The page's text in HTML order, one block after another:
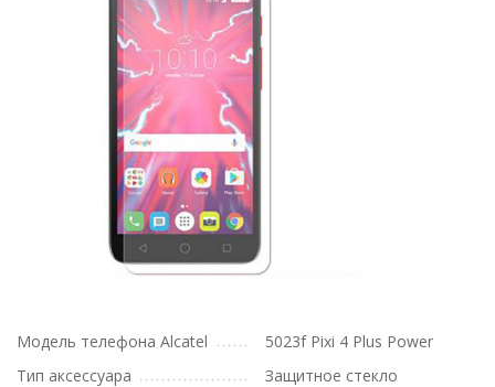
Модель телефона Alcatel
5023f Pixi 4 Plus Power
Тип аксессуара
Защитное стекло